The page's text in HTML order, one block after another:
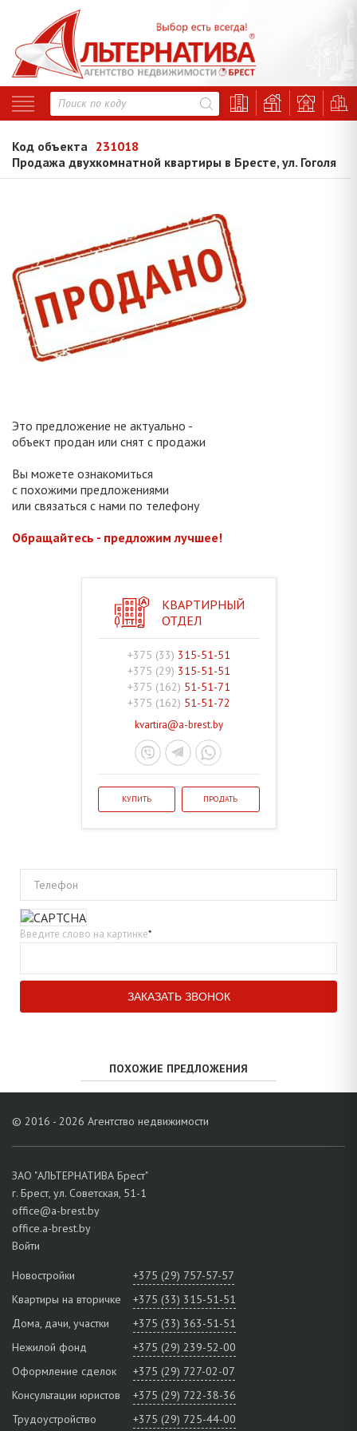
Код объекта 231018
Продажа двухкомнатной квартиры в Бресте, ул. Гоголя
Это предложение не актуально -
объект продан или снят с продажи
Вы можете ознакомиться
с похожими предложениями
или связаться с нами по телефону
Обращайтесь - предложим лучшее!
КВАРТИРНЫЙ
ОТДЕЛ
+375 (33) 315-51-51
+375 (29) 315-51-51
+375 (162) 51-51-71
+375 (162) 51-51-72
kvartira@a-brest.by
КУПИТЬ ПРОДАТЬ
Телефон
Введите слово на картинке*
ПОХОЖИЕ ПРЕДЛОЖЕНИЯ
© 2016 - 2026 Агентство недвижимости
ЗАО "АЛЬТЕРНАТИВА Брест"
г. Брест, ул. Советская, 51-1
office@a-brest.by
office.a-brest.by
Войти
Новостройки
+375 (29) 757-57-57
Квартиры на вторичке
+375 (33) 315-51-51
Дома, дачи, участки
+375 (33) 363-51-51
Нежилой фонд
+375 (29) 239-52-00
Оформление сделок
+375 (29) 727-02-07
Консультации юристов
+375 (29) 722-38-36
Трудоустройство
+375 (29) 725-44-00